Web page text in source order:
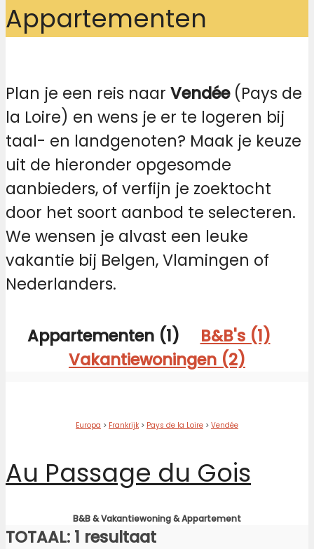
Appartementen
Plan je een reis naar Vendée(Pays de
la Loire) en wens je er te logeren bij
taal- en landgenoten? Maak je keuze
uit de hieronder opgesomde
aanbieders, of verfijn je zoektocht
door het soort aanbod te selecteren.
We wensen je alvast een leuke
vakantie bij Belgen, Vlamingen of
Nederlanders.
Appartementen (1)
B&B's (1)
Vakantiewoningen (2)
Europa > Frankrijk > Pays de la Loire > Vendée
Au Passage du Gois
B&B & Vakantiewoning & Appartement
TOTAAL: 1 resultaat